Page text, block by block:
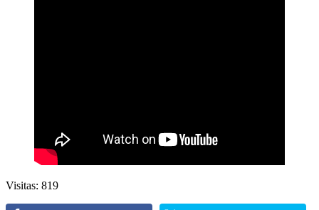
Visitas: 819